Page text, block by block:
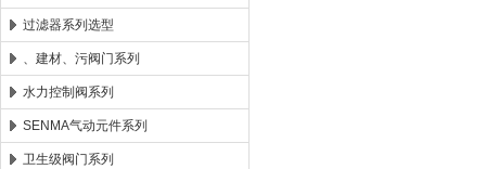
过滤器系列选型
、建材、污阀门系列
水力控制阀系列
SENMA气动元件系列
卫生级阀门系列